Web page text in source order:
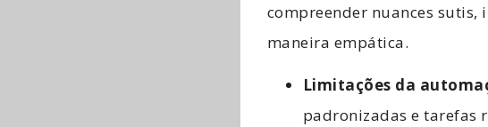
compreender nuances sutis,
maneira empática.
Limitações da
padronizadas e tarefas